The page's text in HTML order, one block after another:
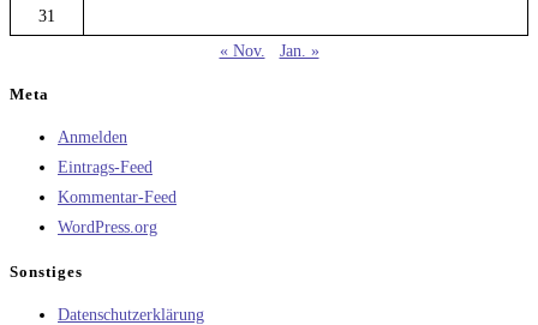
31
« Nov.
Jan. »
Meta
Anmelden
Eintrags-Feed
Kommentar-Feed
WordPress.org
Sonstiges
Datenschutzerklärung